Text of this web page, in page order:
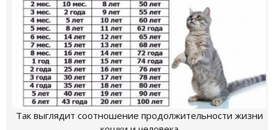
Так выглядит соотношение продолжительности жизни